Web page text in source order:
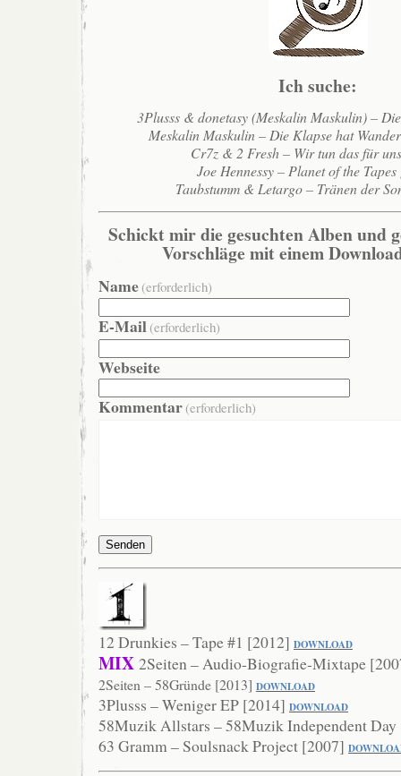
Ich suche:
3Plusss & donetasy (Meskalin Maskulin) –
Meskalin Maskulin – Die Klapse hat
Cr7z & 2 Fresh – Wir tun das für
Joe Hennessy – Planet of the
Taubstumm & Letargo – Tränen der
Schickt mir die gesuchten Alben und
Vorschläge mit einem
Name (erforderlich)
E-Mail (erforderlich)
Webseite
Kommentar (erforderlich)
Senden
12 Drunkies – Tape #1 [2012] DOWNLOAD
MIX 2Seiten – Audio-Biografie-Mixtape
2Seiten – 58Gründe [2013] DOWNLOAD
3Plusss – Weniger EP [2014] DOWNLOAD
58Muzik Allstars – 58Muzik Independent
63 Gramm – Soulsnack Project [2007]